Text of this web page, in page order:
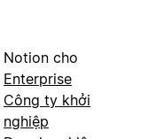
Notion cho
Enterprise
Công ty khởi
nghiệp